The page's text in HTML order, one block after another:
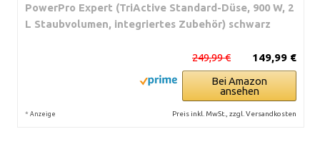
PowerPro Expert (TriActive Standard-Düse, 900 W, 2
L Staubvolumen, integriertes Zubehör) schwarz
149,99 €
249,99 €
Bei Amazon
ansehen
* Anzeige Preis inkl. MwSt., zzgl. Versandkosten